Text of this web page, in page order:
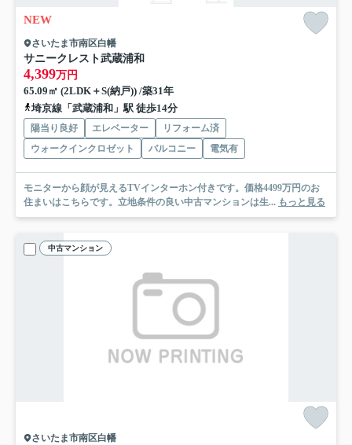
NEW
さいたま市南区白幡
サニークレスト武蔵浦和
4,399万円
65.09㎡ (2LDK＋S(納戸)) /築31年
埼京線「武蔵浦和」駅 徒歩14分
陽当り良好 エレベーター
リフォーム済
ウォークインクロゼット
バルコニー 電気有
モニターから顔が見えるTVインターホン付きです。価格4499万円のお
住まいはこちらです。立地条件の良い中古マンションは生... もっと見る
中古マンション
さいたま市南区白幡